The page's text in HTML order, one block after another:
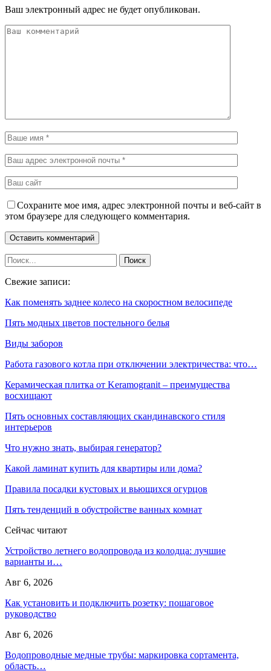
Ваш электронный адрес не будет опубликован.
Сохраните мое имя, адрес электронной почты и веб-сайт в
этом браузере для следующего комментария.
Свежие записи:
Как поменять заднее колесо на скоростном велосипеде
Пять модных цветов постельного белья
Виды заборов
Работа газового котла при отключении электричества: что…
Керамическая плитка от Keramogranit – преимущества
восхищают
Пять основных составляющих скандинавского стиля
интерьеров
Что нужно знать, выбирая генератор?
Какой ламинат купить для квартиры или дома?
Правила посадки кустовых и вьющихся огурцов
Пять тенденций в обустройстве ванных комнат
Сейчас читают
Устройство летнего водопровода из колодца: лучшие
варианты и…
Авг 6, 2026
Как установить и подключить розетку: пошаговое
руководство
Авг 6, 2026
Водопроводные медные трубы: маркировка сортамента,
область…